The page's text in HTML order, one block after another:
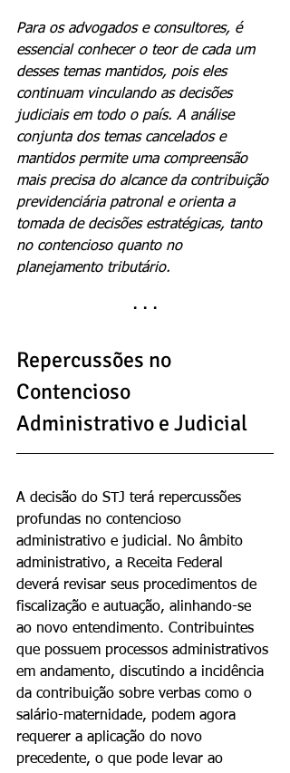
Para os advogados e consultores, é
essencial conhecer o teor de cada um
desses temas mantidos, pois eles
continuam vinculando as decisões
judiciais em todo o país. A análise
conjunta dos temas cancelados e
mantidos permite uma compreensão
mais precisa do alcance da contribuição
previdenciária patronal e orienta a
tomada de decisões estratégicas, tanto
no contencioso quanto no
planejamento tributário.
· · ·
Repercussões no
Contencioso
Administrativo e Judicial
A decisão do STJ terá repercussões
profundas no contencioso
administrativo e judicial. No âmbito
administrativo, a Receita Federal
deverá revisar seus procedimentos de
fiscalização e autuação, alinhando-se
ao novo entendimento. Contribuintes
que possuem processos administrativos
em andamento, discutindo a incidência
da contribuição sobre verbas como o
salário-maternidade, podem agora
requerer a aplicação do novo
precedente, o que pode levar ao